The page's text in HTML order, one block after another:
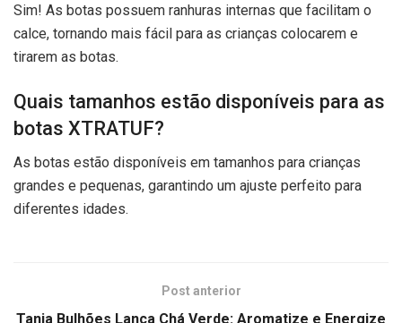
Sim! As botas possuem ranhuras internas que facilitam o
calce, tornando mais fácil para as crianças colocarem e
tirarem as botas.
Quais tamanhos estão disponíveis para as
botas XTRATUF?
As botas estão disponíveis em tamanhos para crianças
grandes e pequenas, garantindo um ajuste perfeito para
diferentes idades.
Post anterior
Tania Bulhões Lança Chá Verde: Aromatize e Energize